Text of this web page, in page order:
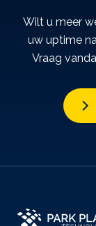
Wilt u meer
uw uptime
Vraag